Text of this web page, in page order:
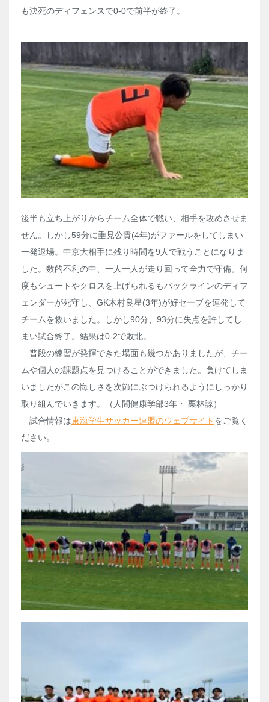
も決死のディフェンスで0-0で前半が終了。
後半も立ち上がりからチーム全体で戦い、相手を攻めさせま
せん。しかし59分に垂見公貴(4年)がファールをしてしまい
一発退場。中京大相手に残り時間を9人で戦うことになりま
した。数的不利の中、一人一人が走り回って全力で守備。何
度もシュートやクロスを上げられるもバックラインのディフ
ェンダーが死守し、GK木村良星(3年)が好セーブを連発して
チームを救いました。しかし90分、93分に失点を許してし
まい試合終了。結果は0-2で敗北。
普段の練習が発揮できた場面も幾つかありましたが、チー
ムや個人の課題点を見つけることができました。負けてしま
いましたがこの悔しさを次節にぶつけられるようにしっかり
取り組んでいきます。（人間健康学部3年・ 栗林諒）
試合情報は東海学生サッカー連盟のウェブサイト をご覧く
ださい。